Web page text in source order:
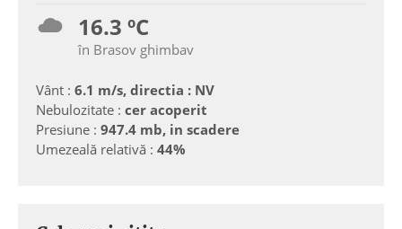
16.3 ºC
în Brasov ghimbav
Vânt : 6.1 m/s, directia : NV
Nebulozitate : cer acoperit
Presiune : 947.4 mb, in scadere
Umezeală relativă : 44%